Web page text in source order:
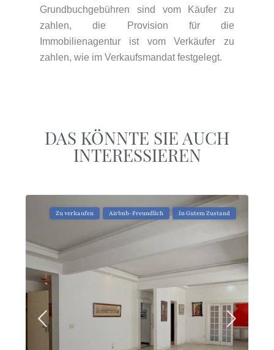
Grundbuchgebühren sind vom Käufer zu
zahlen, die Provision für die
Immobilienagentur ist vom Verkäufer zu
zahlen, wie im Verkaufsmandat festgelegt.
DAS KÖNNTE SIE AUCH
INTERESSIEREN
Zu verkaufen Airbnb-Freundlich In Gutem Zustand